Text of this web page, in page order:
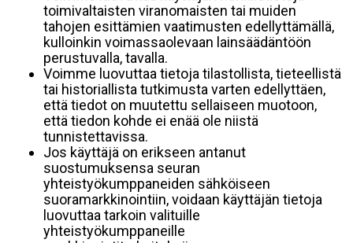
toimivaltaisten viranomaisten tai muiden
tahojen esittämien vaatimusten edellyttämällä,
kulloinkin voimassaolevaan lainsäädäntöön
perustuvalla, tavalla.
Voimme luovuttaa tietoja tilastollista, tieteellistä
tai historiallista tutkimusta varten edellyttäen,
että tiedot on muutettu sellaiseen muotoon,
että tiedon kohde ei enää ole niistä
tunnistettavissa.
Jos käyttäjä on erikseen antanut
suostumuksensa seuran
yhteistyökumppaneiden sähköiseen
suoramarkkinointiin, voidaan käyttäjän tietoja
luovuttaa tarkoin valituille
yhteistyökumppaneille